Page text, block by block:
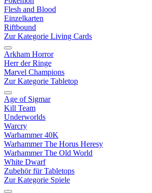
Flesh and Blood
Einzelkarten
Riftbound
Zur Kategorie Living Cards
Arkham Horror
Herr der Ringe
Marvel Champions
Zur Kategorie Tabletop
Age of Sigmar
Kill Team
Underworlds
Warcry
Warhammer 40K
Warhammer The Horus Heresy
Warhammer The Old World
White Dwarf
Zubehör für Tabletops
Zur Kategorie Spiele